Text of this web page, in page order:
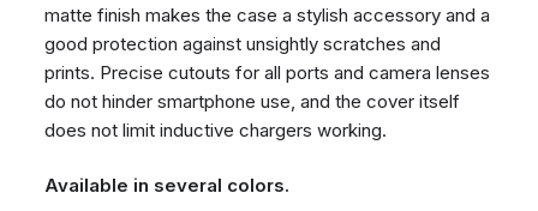
matte finish makes the case a stylish accessory and a
good protection against unsightly scratches and
prints. Precise cutouts for all ports and camera lenses
do not hinder smartphone use, and the cover itself
does not limit inductive chargers working.
Available in several colors.